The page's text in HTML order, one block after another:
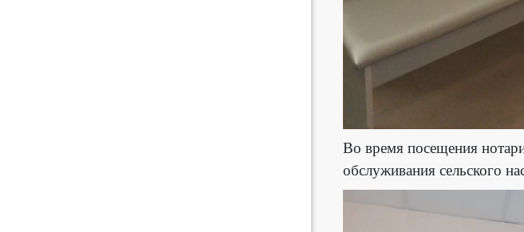
Во время посещения
обслуживания сельского